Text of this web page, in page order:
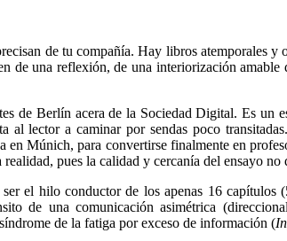
de tu compañía. Hay libros atemporales y
de una reflexión, de una interiorización
de Berlín acera de la Sociedad Digital. Es un
lector a caminar por sendas poco
Múnich, para convertirse finalmente en
pues la calidad y cercanía del ensayo no
ser el hilo conductor de los apenas 16 capítulos
de una comunicación asimétrica
de la fatiga por exceso de información (